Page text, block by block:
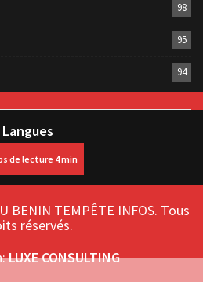
98
95
94
Langues
BENIN TEMPÊTE INFOS. Tous
réservés.
LUXE CONSULTING